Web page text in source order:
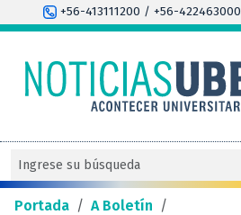
+56-413111200 / +56-422463000
Portada / A Boletín /